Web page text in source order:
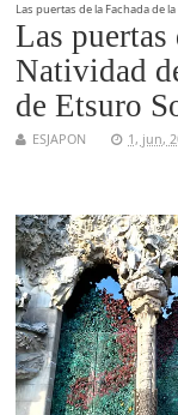
Las puertas de la Fachada de
Las puertas
Natividad
de Etsuro
ESJAPON 1, jun,